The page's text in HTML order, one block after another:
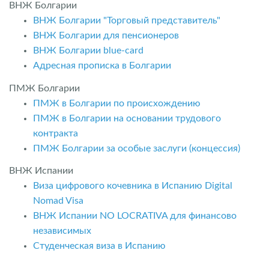
ВНЖ Болгарии
ВНЖ Болгарии "Торговый представитель"
ВНЖ Болгарии для пенсионеров
ВНЖ Болгарии blue-card
Адресная прописка в Болгарии
ПМЖ Болгарии
ПМЖ в Болгарии по происхождению
ПМЖ в Болгарии на основании трудового
контракта
ПМЖ Болгарии за особые заслуги (концессия)
ВНЖ Испании
Виза цифрового кочевника в Испанию Digital
Nomad Visa
ВНЖ Испании NO LOCRATIVA для финансово
независимых
Студенческая виза в Испанию